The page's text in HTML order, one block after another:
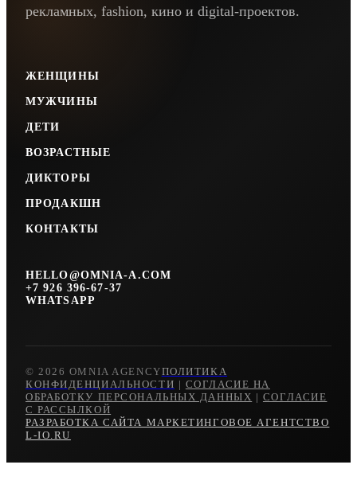
рекламных, fashion, кино и digital-проектов.
ЖЕНЩИНЫ
МУЖЧИНЫ
ДЕТИ
ВОЗРАСТНЫЕ
ДИКТОРЫ
ПРОДАКШН
КОНТАКТЫ
HELLO@OMNIA-A.COM
+7 926 396-67-37
WHATSAPP
© 2026 OMNIA AGENCYПОЛИТИКА
КОНФИДЕНЦИАЛЬНОСТИ | СОГЛАСИЕ НА
ОБРАБОТКУ ПЕРСОНАЛЬНЫХ ДАННЫХ | СОГЛАСИЕ
С РАССЫЛКОЙ
РАЗРАБОТКА САЙТА МАРКЕТИНГОВОЕ АГЕНТСТВО
L-IO.RU